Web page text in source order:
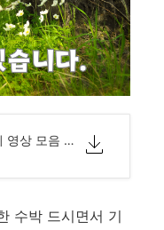
6 6월 인사말 문구 이미지 영상 모음 문자 안부.png
수박 드시면서 기